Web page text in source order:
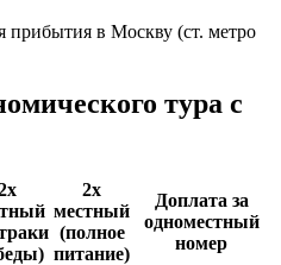
прибытия в Москву (ст. метро
тура с
2х
местный
(полное
питание)
Доплата за
одноместный
номер